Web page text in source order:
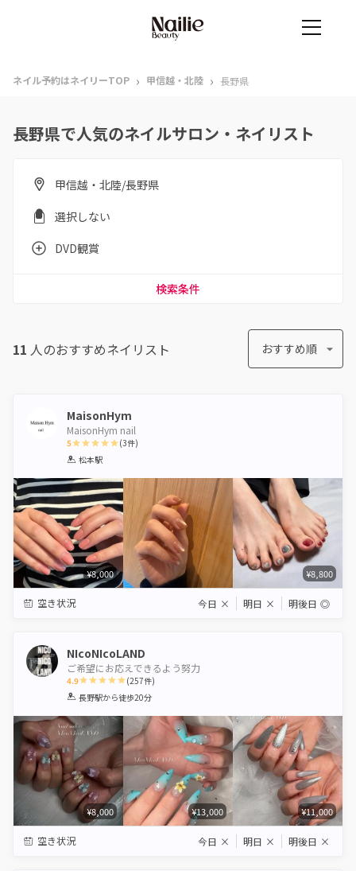
ネイル予約はネイリーTOP › 甲信越・北陸 › 長野県
長野県で人気のネイルサロン・ネイリスト
甲信越・北陸/長野県
選択しない
DVD観賞
検索条件
11 人のおすすめネイリスト おすすめ順
MaisonHym
MaisonHym nail
5
1 2 3 4
(3件)
松本駅
¥8,000 ¥8,800
空き状況 今日 × 明日 × 明後日 ◎
NIcoNIcoLAND
ご希望にお応えできるよう努力
4.9
1 2 3 4 5
(257件)
長野駅から徒歩20分
¥8,000 ¥13,000 ¥11,000
空き状況 今日 × 明日 × 明後日 ×